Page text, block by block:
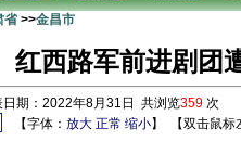
省>>金昌市
红西路军前进剧团
日期：2022年8月31日 共浏览359 次
【字体：放大 正常 缩小】 【双击鼠